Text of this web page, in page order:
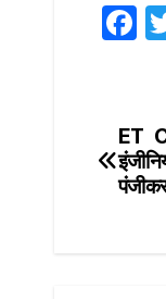
F
e
b
o
ET